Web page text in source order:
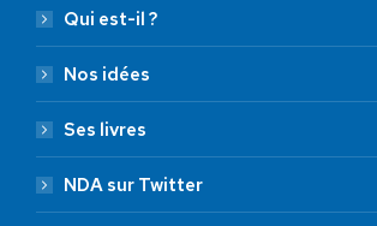
Qui est-il ?
Nos idées
Ses livres
NDA sur Twitter